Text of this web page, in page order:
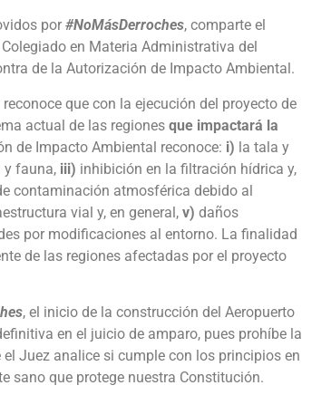
por #NoMásDerroches, comparte el
en Materia Administrativa del
de la Autorización de Impacto Ambiental.
que con la ejecución del proyecto de
actual de las regiones que impactará la
de Impacto Ambiental reconoce: i) la tala y
y fauna, iii) inhibición en la filtración hídrica y,
contaminación atmosférica debido al
vial y, en general, v) daños
por modificaciones al entorno. La finalidad
de las regiones afectadas por el proyecto
, el inicio de la construcción del Aeropuerto
en el juicio de amparo, pues prohíbe la
Juez analice si cumple con los principios en
sano que protege nuestra Constitución.